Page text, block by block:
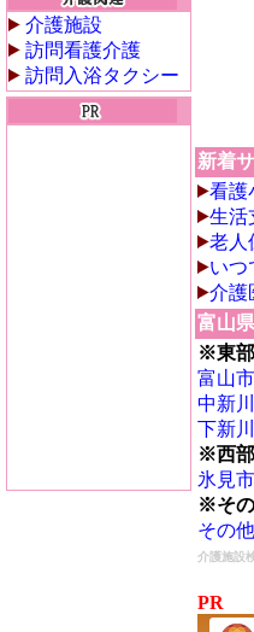
介護施設
訪問看護介護
訪問入浴タクシー
新着
看護
生活
老人
いつ
介
富山
※東
富山市
中新
下新
※西
氷見市
※そ
その
介護施設
PR